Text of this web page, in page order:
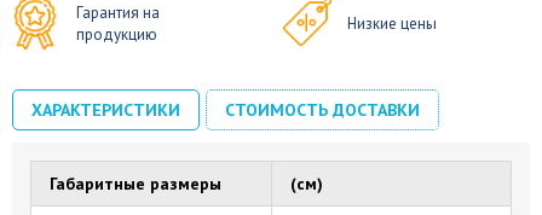
Гарантия на
продукцию
Низкие цены
ХАРАКТЕРИСТИКИ СТОИМОСТЬ ДОСТАВКИ
Габаритные размеры (см)